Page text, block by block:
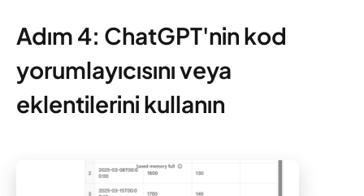
Adım 4: ChatGPT'nin kod
yorumlayıcısını veya
eklentilerini kullanın